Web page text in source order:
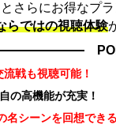
さらにお得なプ
らではの視聴体験
戦も視聴可能！
の高機能が充実！
名シーンを回想できる